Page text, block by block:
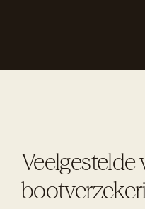
Veelgestelde